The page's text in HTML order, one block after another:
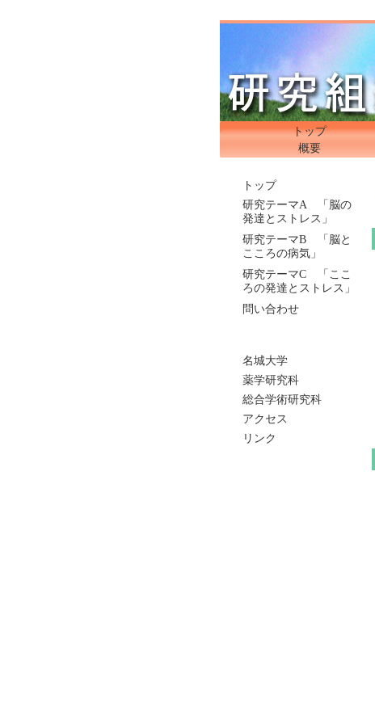
トップ
概要
トップ
研究テーマA 「脳の
発達とストレス」
研究テーマB 「脳と
こころの病気」
研究テーマC 「ここ
ろの発達とストレス」
問い合わせ
名城大学
薬学研究科
総合学術研究科
アクセス
リンク